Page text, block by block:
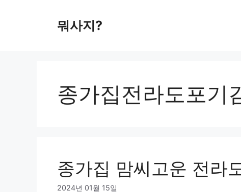
뭐사지?
종가집전라도포기
종가집 맘씨고운 전라
2024년 01월 15일